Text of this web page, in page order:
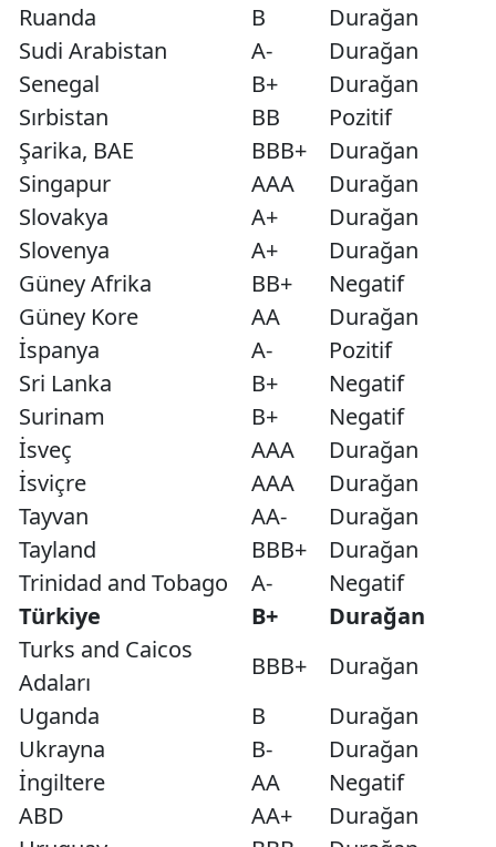
Ruanda
B
Durağan
Sudi Arabistan
A-
Durağan
Senegal
B+
Durağan
Sırbistan
BB
Pozitif
Şarika, BAE
BBB+
Durağan
Singapur
AAA
Durağan
Slovakya
A+
Durağan
Slovenya
A+
Durağan
Güney Afrika
BB+
Negatif
Güney Kore
AA
Durağan
İspanya
A-
Pozitif
Sri Lanka
B+
Negatif
Surinam
B+
Negatif
İsveç
AAA
Durağan
İsviçre
AAA
Durağan
Tayvan
AA-
Durağan
Tayland
BBB+
Durağan
Trinidad and Tobago
A-
Negatif
Türkiye
B+
Durağan
Turks and Caicos
Adaları
BBB+
Durağan
Uganda
B
Durağan
Ukrayna
B-
Durağan
İngiltere
AA
Negatif
ABD
AA+
Durağan